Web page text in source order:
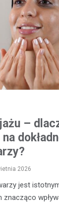
–
2026
jest
znacząco